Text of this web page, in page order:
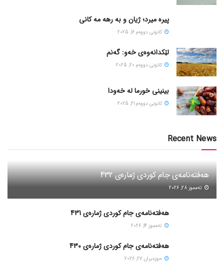
پیره میرد؛ ژیان و به رهه مه کانی
كانونی دووه‌م 16, 2025
لێکدانەوەی خەو: گەنم
كانونی دووه‌م 20, 2025
بینینی خورما لە خەودا
كانونی دووه‌م 21, 2025
Recent News
هەفتەنامەی جام کوردی ژمارەی 432
ته‌مموز 28, 2026
هەفتەنامەی جام کوردی ژمارەی 431
ته‌مموز 14, 2026
هەفتەنامەی جام کوردی ژمارەی 430
حوزه‌یران 27, 2026